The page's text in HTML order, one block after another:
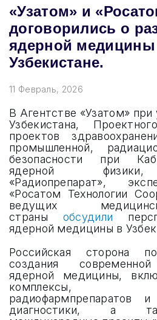
«Узатом» и
договорились о
ядерной медицины
Узбекистане.
11 Февраль, 2026
В Агентстве «Узатом»
Узбекистана,
проектов
промышленной,
безопасности при
ядерной физики,
«Радиопрепарат»,
«Росатом Технологии
ведущих
страны обсудили
ядерной медицины в
Российская сторона
создания
ядерной медицины,
комплексы,
радиофармпрепаратов
диагностики, а